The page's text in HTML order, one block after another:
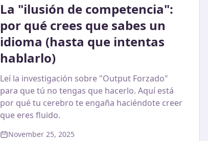
La "ilusión de competencia":
por qué crees que sabes un
idioma (hasta que intentas
hablarlo)
Leí la investigación sobre "Output Forzado"
para que tú no tengas que hacerlo. Aquí está
por qué tu cerebro te engaña haciéndote creer
que eres fluido.
November 25, 2025